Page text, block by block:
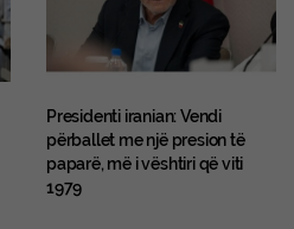
Presidenti iranian: Vendi
përballet me një presion të
paparë, më i vështiri që viti
1979